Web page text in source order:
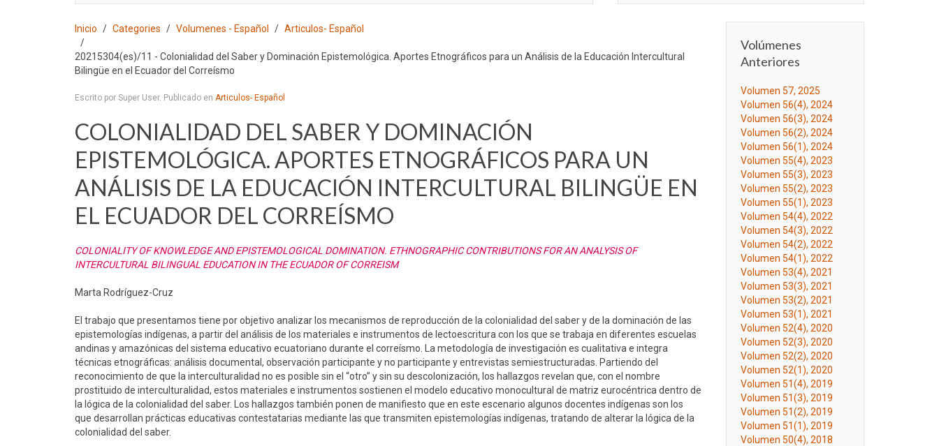
Inicio Categories Volumenes - Español Articulos- Español
20215304(es)/11 - Colonialidad del Saber y Dominación Epistemológica. Aportes Etnográficos para un Análisis de la Educación Intercultural
Bilingüe en el Ecuador del Correísmo
Escrito por Super User. Publicado en Articulos- Español
COLONIALIDAD DEL SABER Y DOMINACIÓN
EPISTEMOLÓGICA. APORTES ETNOGRÁFICOS PARA UN
ANÁLISIS DE LA EDUCACIÓN INTERCULTURAL BILINGÜE EN
EL ECUADOR DEL CORREÍSMO
COLONIALITY OF KNOWLEDGE AND EPISTEMOLOGICAL DOMINATION. ETHNOGRAPHIC CONTRIBUTIONS FOR AN ANALYSIS OF
INTERCULTURAL BILINGUAL EDUCATION IN THE ECUADOR OF CORREISM
Marta Rodríguez-Cruz
El trabajo que presentamos tiene por objetivo analizar los mecanismos de reproducción de la colonialidad del saber y de la dominación de las
epistemologías indígenas, a partir del análisis de los materiales e instrumentos de lectoescritura con los que se trabaja en diferentes escuelas
andinas y amazónicas del sistema educativo ecuatoriano durante el correísmo. La metodología de investigación es cualitativa e integra
técnicas etnográficas: análisis documental, observación participante y no participante y entrevistas semiestructuradas. Partiendo del
reconocimiento de que la interculturalidad no es posible sin el “otro” y sin su descolonización, los hallazgos revelan que, con el nombre
prostituido de interculturalidad, estos materiales e instrumentos sostienen el modelo educativo monocultural de matriz eurocéntrica dentro de
la lógica de la colonialidad del saber. Los hallazgos también ponen de manifiesto que en este escenario algunos docentes indígenas son los
que desarrollan prácticas educativas contestatarias mediante las que transmiten epistemologías indígenas, tratando de alterar la lógica de la
colonialidad del saber.
Volúmenes
Anteriores
Volumen 57, 2025
Volumen 56(4), 2024
Volumen 56(3), 2024
Volumen 56(2), 2024
Volumen 56(1), 2024
Volumen 55(4), 2023
Volumen 55(3), 2023
Volumen 55(2), 2023
Volumen 55(1), 2023
Volumen 54(4), 2022
Volumen 54(3), 2022
Volumen 54(2), 2022
Volumen 54(1), 2022
Volumen 53(4), 2021
Volumen 53(3), 2021
Volumen 53(2), 2021
Volumen 53(1), 2021
Volumen 52(4), 2020
Volumen 52(3), 2020
Volumen 52(2), 2020
Volumen 52(1), 2020
Volumen 51(4), 2019
Volumen 51(3), 2019
Volumen 51(2), 2019
Volumen 51(1), 2019
Volumen 50(4), 2018